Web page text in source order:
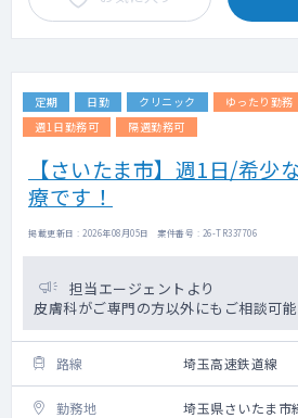
定期 日勤 クリニック ゆったり勤務
週1日勤務可
隔週勤務可
【さいたま市】週1日/希少
療です！
掲載更新日 : 2026年08月05日 案件番号 : 26-TR337706
担当エージェントより
皮膚科がご専門の方以外にもご相談可
路線 埼玉高速鉄道線
勤務地 埼玉県さいたま市